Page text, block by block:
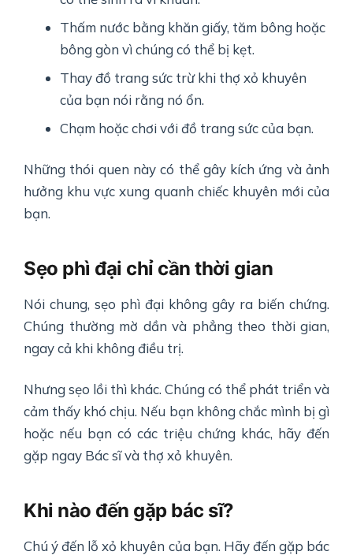
Thấm nước bằng khăn giấy, tăm bông hoặc
bông gòn vì chúng có thể bị kẹt.
Thay đồ trang sức trừ khi thợ xỏ khuyên
của bạn nói rằng nó ổn.
Chạm hoặc chơi với đồ trang sức của bạn.
Những thói quen này có thể gây kích ứng và ảnh
hưởng khu vực xung quanh chiếc khuyên mới của
bạn.
Sẹo phì đại chỉ cần thời gian
Nói chung, sẹo phì đại không gây ra biến chứng.
Chúng thường mờ dần và phẳng theo thời gian,
ngay cả khi không điều trị.
Nhưng sẹo lồi thì khác. Chúng có thể phát triển và
cảm thấy khó chịu. Nếu bạn không chắc mình bị gì
hoặc nếu bạn có các triệu chứng khác, hãy đến
gặp ngay Bác sĩ và thợ xỏ khuyên.
Khi nào đến gặp bác sĩ?
Chú ý đến lỗ xỏ khuyên của bạn. Hãy đến gặp bác